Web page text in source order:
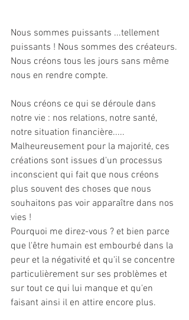
Nous sommes puissants ...tellement
puissants ! Nous sommes des créateurs.
Nous créons tous les jours sans même
nous en rendre compte.
Nous créons ce qui se déroule dans
notre vie : nos relations, notre santé,
notre situation financière.....
Malheureusement pour la majorité, ces
créations sont issues d'un processus
inconscient qui fait que nous créons
plus souvent des choses que nous
souhaitons pas voir apparaître dans nos
vies !
Pourquoi me direz-vous ? et bien parce
que l'être humain est embourbé dans la
peur et la négativité et qu'il se concentre
particulièrement sur ses problèmes et
sur tout ce qui lui manque et qu'en
faisant ainsi il en attire encore plus.